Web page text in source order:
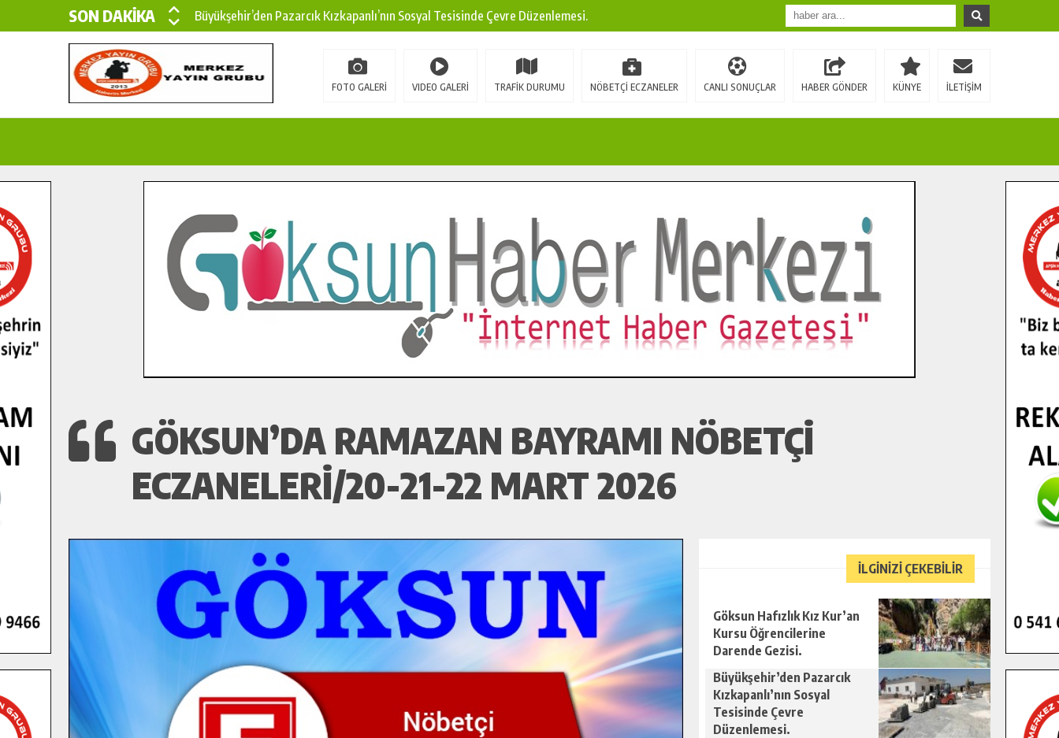
SON DAKİKA
Büyükşehir’den Pazarcık Kızkapanlı’nın Sosyal Tesisinde Çevre Düzenlemesi.
Büyükşehir’den Pazarcık Kırsalına Modern Ulaşım Yatırımı.
Çin’den KSÜ’ye Uluslararası Başarı: Edinilen Bilgi Türk Tarımına Katkı Sağlayacak.
İlçe Jandarma Komutanı Karakaya’dan Başkan Cüce’ye Veda Ziyareti.
Bertiz’in Yeni Köprüsünde Sona Doğru.
FOTO GALERİ VIDEO GALERİ TRAFİK DURUMU NÖBETÇİ ECZANELER CANLI SONUÇLAR HABER GÖNDER KÜNYE İLETİŞİM
GÖKSUN’DA RAMAZAN BAYRAMI NÖBETÇI
ECZANELERI/20-21-22 MART 2026
İLGİNİZİ ÇEKEBİLİR
Göksun Hafızlık Kız Kur’an
Kursu Öğrencilerine
Darende Gezisi.
Büyükşehir’den Pazarcık
Kızkapanlı’nın Sosyal
Tesisinde Çevre
Düzenlemesi.